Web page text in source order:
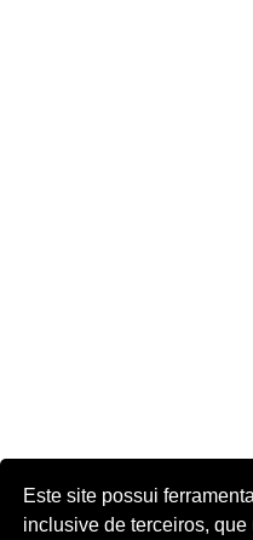
Este site possui
inclusive de terceiros,